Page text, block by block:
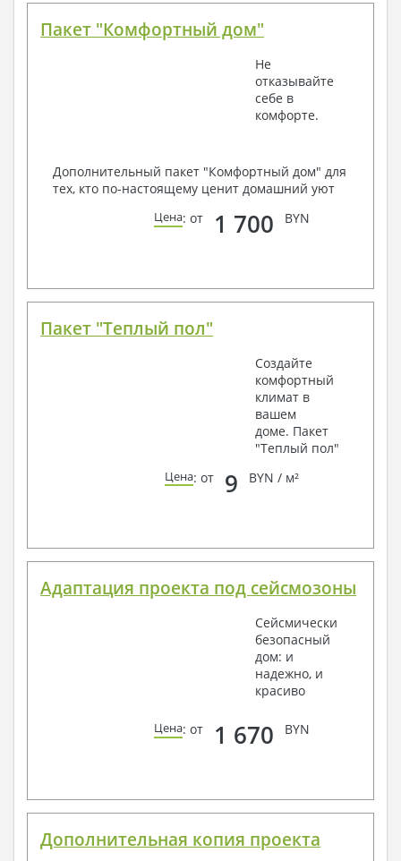
Пакет "Комфортный дом"
Не
отказывайте
себе в
комфорте.
Дополнительный пакет "Комфортный дом" для
тех, кто по-настоящему ценит домашний уют
Цена: от 1 700 BYN
Пакет "Теплый пол"
Создайте
комфортный
климат в
вашем
доме. Пакет
"Теплый пол"
Цена: от 9 BYN / м²
Адаптация проекта под сейсмозоны
Сейсмически
безопасный
дом: и
надежно, и
красиво
Цена: от 1 670 BYN
Дополнительная копия проекта